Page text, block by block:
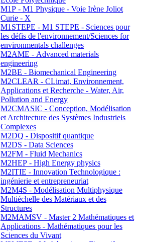
M1P - M1 Physique - Voie Irène Joliot
Curie - X
M1STEPE - M1 STEPE - Sciences pour
les défis de l'environnement/Sciences for
environmentals challenges
M2AME - Advanced materials
engineering
M2BE - Biomechanical Engineering
M2CLEAR - CLimat, Environnement,
Applications et Recherche - Water, Air,
Pollution and Energy
M2CMASIC - Conception, Modélisation
et Architecture des Systèmes Industriels
Complexes
M2DQ - Dispositif quantique
M2DS - Data Sciences
M2FM - Fluid Mechanics
M2HEP - High Energy physics
M2ITIE - Innovation Technologique :
ingénierie et entrepreneuriat
M2M4S - Modélisation Multiphysique
Multiéchelle des Matériaux et des
Structures
M2MAMSV - Master 2 Mathématiques et
Applications - Mathématiques pour les
Sciences du Vivant